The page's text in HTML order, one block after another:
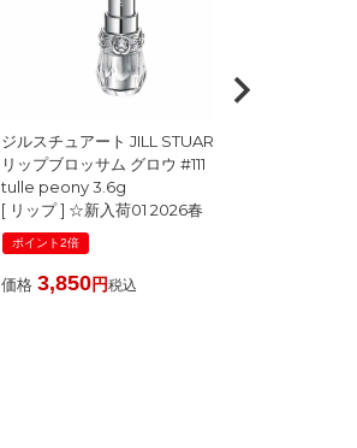
ジルスチュアート JILL STUART
リップブロッサム グロウ #111
tulle peony 3.6g
[ リップ ] ☆新入荷01 2026春
ポイント2倍
価格 3,850 税込